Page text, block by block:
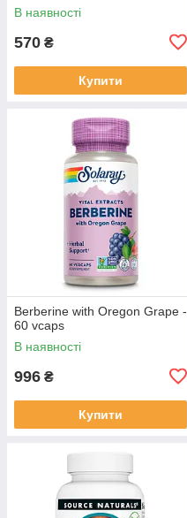
В наявності
570 ₴
Купити
Berberine with Oregon Grape -
60 vcaps
В наявності
996 ₴
Купити